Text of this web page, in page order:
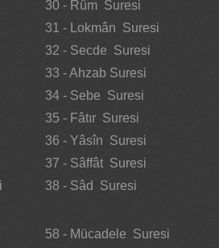
30 - Rûm Suresi
31 - Lokmân Suresi
32 - Secde Suresi
33 - Ahzab Suresi
34 - Sebe Suresi
35 - Fâtır Suresi
36 - Yâsîn Suresi
37 - Sâffât Suresi
38 - Sâd Suresi
58 - Mücadele Suresi